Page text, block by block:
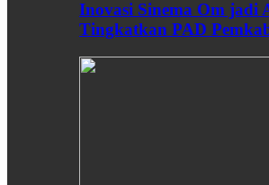
Inovasi Sinema Om jadi
Tingkatkan PAD